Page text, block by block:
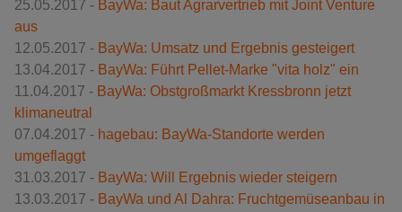
25.05.2017 - BayWa: Baut Agrarvertrieb mit Joint Venture
aus
12.05.2017 - BayWa: Umsatz und Ergebnis gesteigert
13.04.2017 - BayWa: Führt Pellet-Marke "vita holz" ein
11.04.2017 - BayWa: Obstgroßmarkt Kressbronn jetzt
klimaneutral
07.04.2017 - hagebau: BayWa-Standorte werden
umgeflaggt
31.03.2017 - BayWa: Will Ergebnis wieder steigern
13.03.2017 - BayWa und Al Dahra: Fruchtgemüseanbau in